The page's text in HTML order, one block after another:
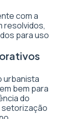
com a
resolvidos,
para uso
urbanista
bem para
do
setorização